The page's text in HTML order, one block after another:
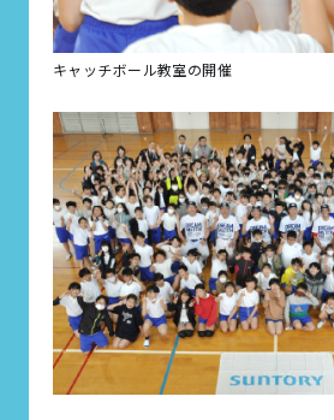
キャッチボール教室の開催